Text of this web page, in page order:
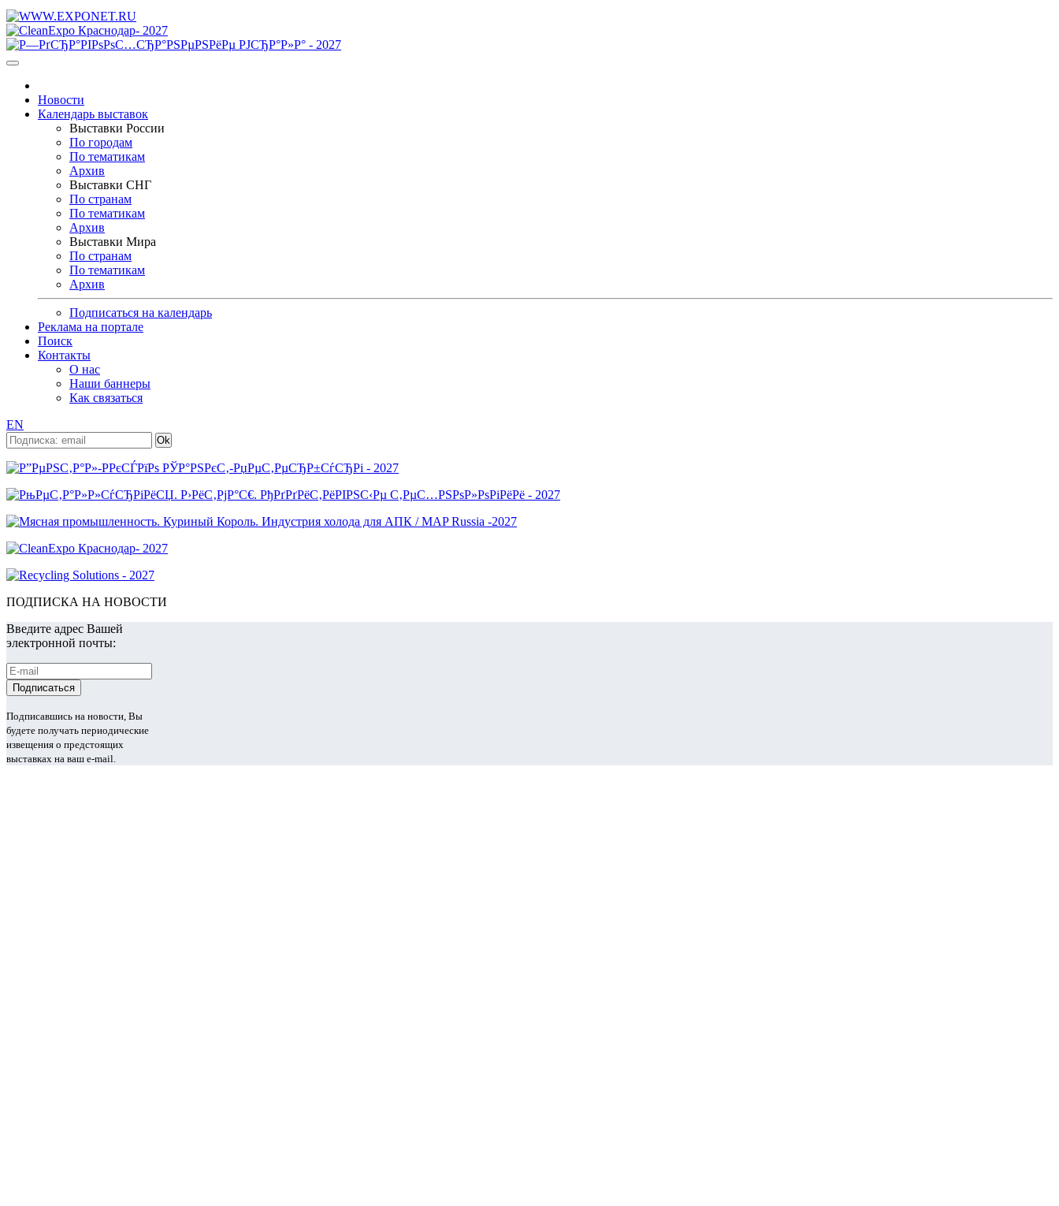
Новости
Календарь выставок
Выставки России
По городам
По тематикам
Архив
Выставки СНГ
По странам
По тематикам
Архив
Выставки Мира
По странам
По тематикам
Архив
Подписаться на календарь
Реклама на портале
Поиск
Контакты
О нас
Наши баннеры
Как связаться
EN
ПОДПИСКА НА НОВОСТИ
Введите адрес Вашей
электронной почты:
Подписавшись на новости, Вы
будете получать периодические
извещения о предстоящих
выставках на ваш e-mail.